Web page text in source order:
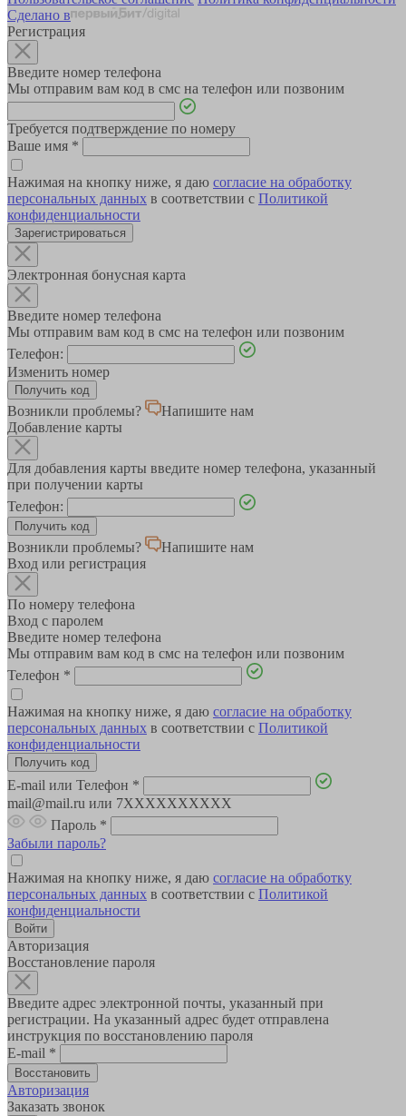
Сделано в
Регистрация
Введите номер телефона
Мы отправим вам код в смс на телефон или позвоним
Требуется подтверждение по номеру
Ваше имя *
Нажимая на кнопку ниже, я даю согласие на обработку
персональных данных в соответствии с Политикой
конфиденциальности
Зарегистрироваться
Электронная бонусная карта
Введите номер телефона
Мы отправим вам код в смс на телефон или позвоним
Телефон:
Изменить номер
Возникли проблемы?
Напишите нам
Добавление карты
Для добавления карты введите номер телефона, указанный
при получении карты
Телефон:
Возникли проблемы?
Напишите нам
Вход или регистрация
По номеру телефона
Вход с паролем
Введите номер телефона
Мы отправим вам код в смс на телефон или позвоним
Телефон *
Нажимая на кнопку ниже, я даю согласие на обработку
персональных данных в соответствии с Политикой
конфиденциальности
E-mail или Телефон *
mail@mail.ru или 7XXXXXXXXXX
Пароль *
Забыли пароль?
Нажимая на кнопку ниже, я даю согласие на обработку
персональных данных в соответствии с Политикой
конфиденциальности
Авторизация
Восстановление пароля
Введите адрес электронной почты, указанный при
регистрации. На указанный адрес будет отправлена
инструкция по восстановлению пароля
E-mail *
Авторизация
Заказать звонок